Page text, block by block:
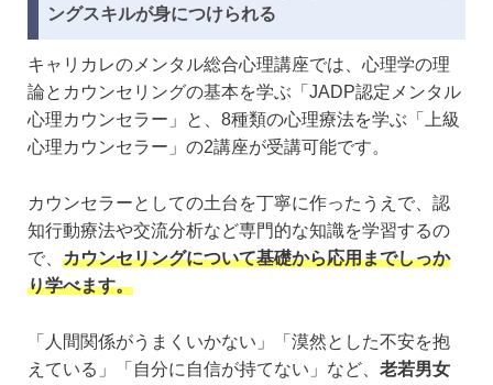
ングスキルが身につけられる
キャリカレのメンタル総合心理講座では、心理学の理
論とカウンセリングの基本を学ぶ「JADP認定メンタル
心理カウンセラー」と、8種類の心理療法を学ぶ「上級
心理カウンセラー」の2講座が受講可能です。
カウンセラーとしての土台を丁寧に作ったうえで、認
知行動療法や交流分析など専門的な知識を学習するの
で、 カウンセリングについて基礎から応用までしっか
り学べます。
「人間関係がうまくいかない」「漠然とした不安を抱
えている」「自分に自信が持てない」など、 老若男女